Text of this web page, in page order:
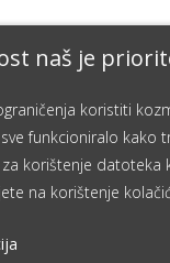
naš je
koristiti
sve funkcioniralo kako
korištenje datoteka
na korištenje